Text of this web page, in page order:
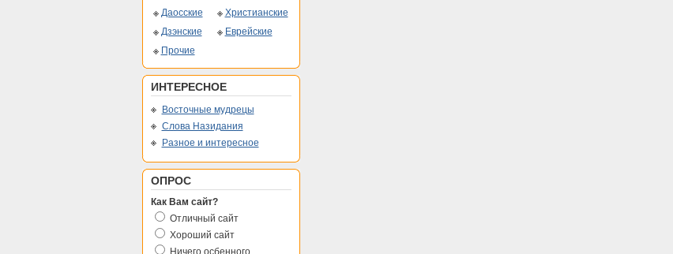
Даосские
Христианские
Дзэнские
Еврейские
Прочие
ИНТЕРЕСНОЕ
Восточные мудрецы
Слова Назидания
Разное и интересное
ОПРОС
Как Вам сайт?
Отличный сайт
Хороший сайт
Ничего осбенного